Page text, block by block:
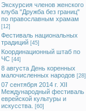
Экскурсия членов женского
клуба "Дружба без границ"
по православным храмам
[12]
Фестиваль национальных
традиций [45]
Координационный штаб по
ЧС [44]
8 августа День коренных
малочисленных народов [28]
07 сентября 2014 г. XII
Международный фестиваль
еврейской культуры и
искусства.
[60]